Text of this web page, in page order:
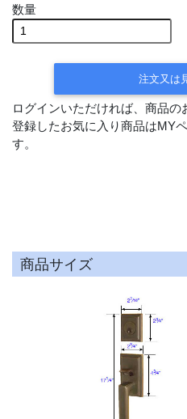
数量
注文又は
ログインいただければ、商品の
登録したお気に入り商品はMY
す。
商品サイズ